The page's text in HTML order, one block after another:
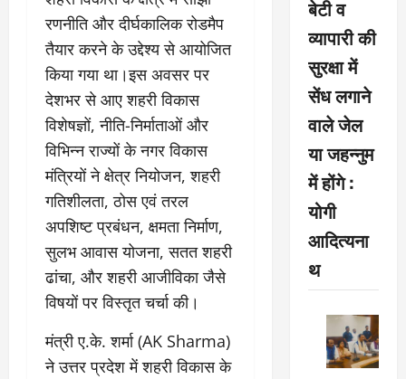
रणनीति और दीर्घकालिक रोडमैप
तैयार करने के उद्देश्य से आयोजित
किया गया था।इस अवसर पर
देशभर से आए शहरी विकास
विशेषज्ञों, नीति-निर्माताओं और
विभिन्न राज्यों के नगर विकास
मंत्रियों ने क्षेत्र नियोजन, शहरी
गतिशीलता, ठोस एवं तरल
अपशिष्ट प्रबंधन, क्षमता निर्माण,
सुलभ आवास योजना, सतत शहरी
ढांचा, और शहरी आजीविका जैसे
विषयों पर विस्तृत चर्चा की।
मंत्री ए.के. शर्मा (AK Sharma)
ने उत्तर प्रदेश में शहरी विकास के
बेटी व
व्यापारी की
सुरक्षा में
सेंध लगाने
वाले जेल
या जहन्नुम
में होंगे :
योगी
आदित्यना
थ